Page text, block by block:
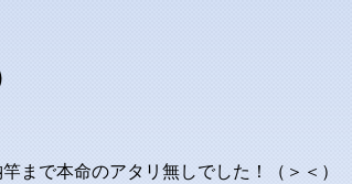
まで本命のアタリ無しでした！（＞＜）